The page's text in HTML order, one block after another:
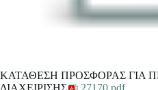
ΚΑΤΑΘΕΣΗ ΠΡΟΣΦΟΡΑΣ ΓΙΑ